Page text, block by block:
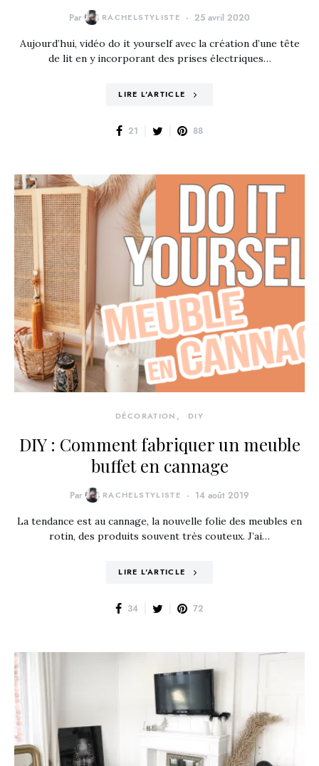
Par RACHELSTYLISTE 25 avril 2020
Aujourd’hui, vidéo do it yourself avec la création d’une tête
de lit en y incorporant des prises électriques…
LIRE L'ARTICLE
21 88
DÉCORATION DIY
DIY : Comment fabriquer un meuble
buffet en cannage
Par RACHELSTYLISTE 14 août 2019
La tendance est au cannage, la nouvelle folie des meubles en
rotin, des produits souvent très couteux. J’ai…
LIRE L'ARTICLE
34 72